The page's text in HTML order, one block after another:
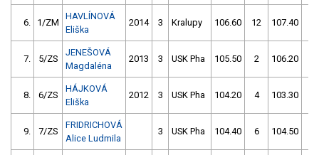
6. 1/ZM
HAVLÍNOVÁ
Eliška
2014 3 Kralupy 106.60 12 107.40
7. 5/ZS
JENEŠOVÁ
Magdaléna
2013 3 USK Pha 105.50 2 106.20
8. 6/ZS
HÁJKOVÁ
Eliška
2012 3 USK Pha 104.20 4 103.30
9. 7/ZS
FRIDRICHOVÁ
Alice Ludmila
3 USK Pha 104.40 6 104.50